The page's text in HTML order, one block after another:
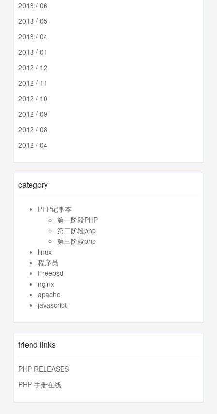
2013 / 06
2013 / 05
2013 / 04
2013 / 01
2012 / 12
2012 / 11
2012 / 10
2012 / 09
2012 / 08
2012 / 04
category
PHP记事本
第一阶段PHP
第二阶段php
第三阶段php
linux
程序员
Freebsd
nginx
apache
javascript
friend links
PHP RELEASES
PHP 手册在线